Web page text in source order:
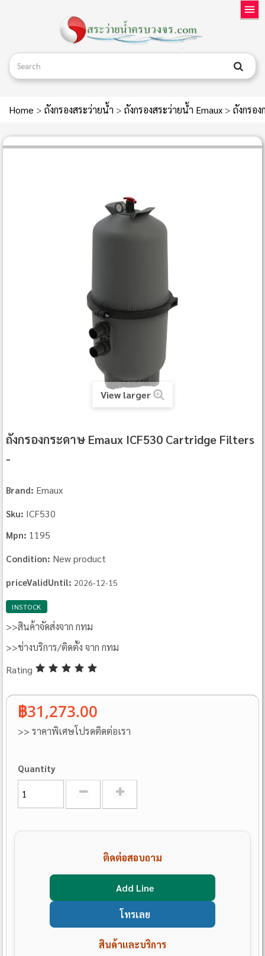
Home > ถังกรองสระว่ายน้ำ > ถังกรองสระว่ายน้ำ Emaux > ถังกรอ
View larger
ถังกรองกระดาษ Emaux ICF530 Cartridge Filters
-
Brand: Emaux
Sku: ICF530
Mpn: 1195
Condition: New product
priceValidUntil: 2026-12-15
INSTOCK
>>สินค้าจัดส่งจาก กทม
>>ช่างบริการ/ติดตั้ง จาก กทม
Rating
฿31,273.00
>> ราคาพิเศษโปรดติดต่อเรา
Quantity
ติดต่อสอบถาม
Add Line
โทรเลย
สินค้าและบริการ